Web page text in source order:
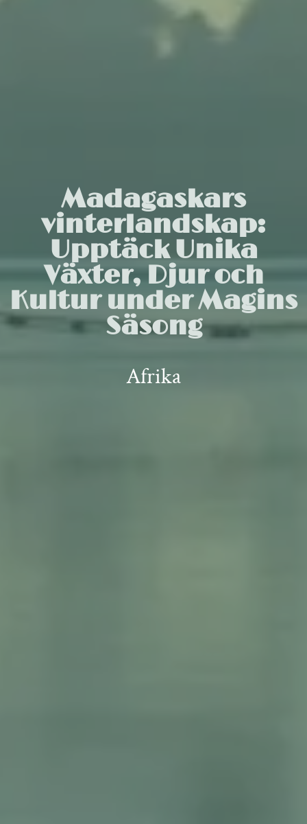
Madagaskars
vinterlandskap:
Upptäck Unika
Växter, Djur och
Kultur under Magins
Säsong
Afrika